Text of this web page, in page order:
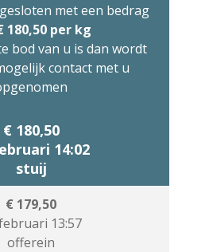
met een bedrag
180,50 per kg
bod van u is dan wordt
contact met u
€ 180,50
14:02
stuij
€ 179,50
13:57
offerein